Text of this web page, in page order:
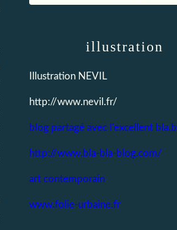
illustration
Illustration NEVIL
http://www.nevil.fr/
blog partagé avec l'excellent
http://www.bla-bla-blog.com/
art contemporain
www.folie-urbaine.fr